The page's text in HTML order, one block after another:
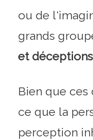
ou de
grands
et
Bien que
ce que la
perception